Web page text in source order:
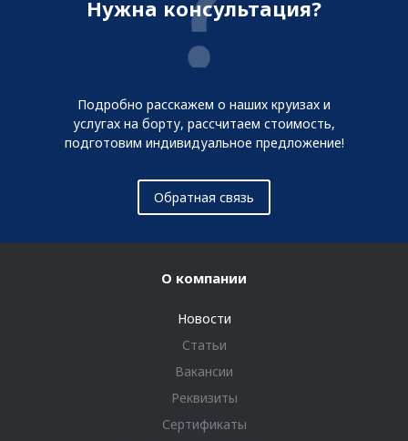
Нужна консультация?
Подробно расскажем о наших круизах и
услугах на борту, рассчитаем стоимость,
подготовим индивидуальное предложение!
Обратная связь
О компании
Новости
Статьи
Вакансии
Реквизиты
Сертификаты